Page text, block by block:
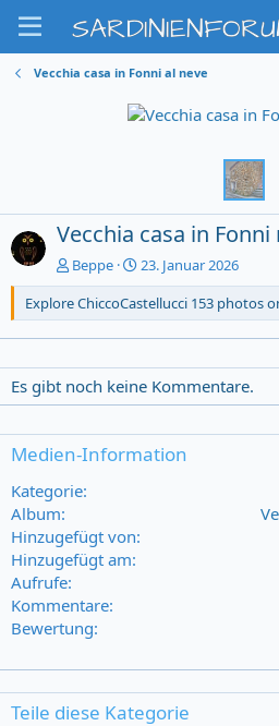
Vecchia casa in Fonni al neve
Vecchia casa in Fonni
Beppe
23. Januar 2026
Explore ChiccoCastellucci 153 photos
Es gibt noch keine Kommentare.
Medien-Information
Kategorie
Album
Hinzugefügt von
Hinzugefügt am
Aufrufe
Kommentare
Bewertung
Teile diese Kategorie